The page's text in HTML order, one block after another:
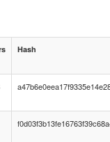
Hash